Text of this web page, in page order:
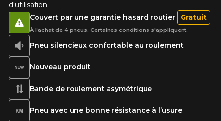
d'utilisation.
Pneu silencieux confortable au roulement
Nouveau produit
Bande de roulement asymétrique
Pneu avec une bonne résistance à l’usure
Couvert par une garantie hasard routier Gratuit
À l'achat de 4 pneus. Certaines conditions s'appliquent.